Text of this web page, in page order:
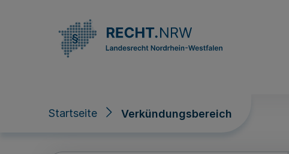
Startseite Verkündungsbereich